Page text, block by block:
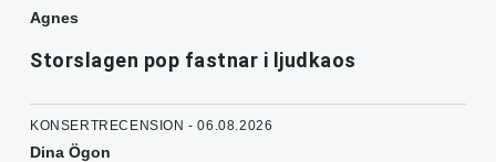
Agnes
Storslagen pop fastnar i ljudkaos
KONSERTRECENSION - 06.08.2026
Dina Ögon